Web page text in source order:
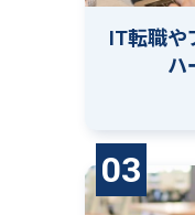
IT転職や
ハ
03